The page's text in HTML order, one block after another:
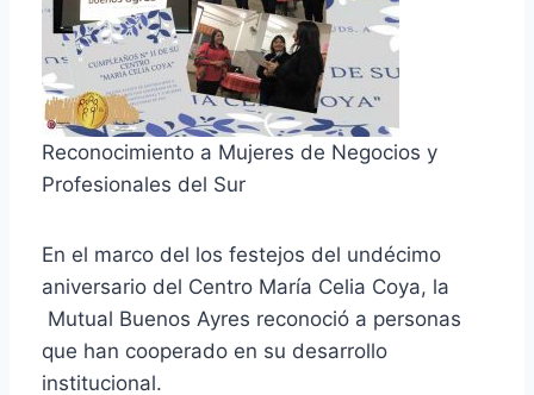
Reconocimiento a Mujeres de Negocios y
Profesionales del Sur
En el marco del los festejos del undécimo
aniversario del Centro María Celia Coya, la
Mutual Buenos Ayres reconoció a personas
que han cooperado en su desarrollo
institucional.